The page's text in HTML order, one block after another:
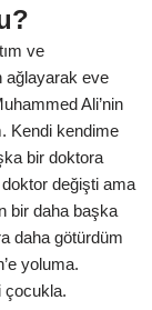
ve
ağlayarak eve
Ali’nin
Kendi kendime
bir doktora
değişti ama
bir daha başka
daha götürdüm
yoluma.
çocukla.